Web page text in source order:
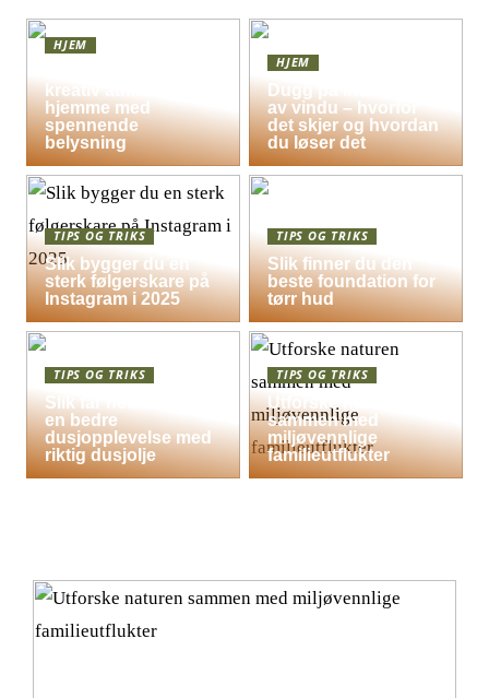
HJEM
kreativ atmosfære
hjemme med
spennende
belysning
HJEM
Dugg på indersiden
av vindu – hvorfor
det skjer og hvordan
du løser det
TIPS OG TRIKS
Slik bygger du en
sterk følgerskare på
Instagram i 2025
TIPS OG TRIKS
Slik finner du den
beste foundation for
tørr hud
TIPS OG TRIKS
Slik får hele familien
en bedre
dusjopplevelse med
riktig dusjolje
TIPS OG TRIKS
Utforske naturen
sammen med
miljøvennlige
familieutflukter